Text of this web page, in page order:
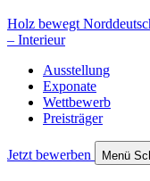
Holz bewegt
– Interieur
Ausstellung
Exponate
Wettbewerb
Preisträger
Jetzt bewerben Menü